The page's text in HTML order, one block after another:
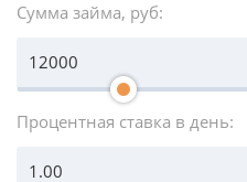
Сумма займа, руб:
Процентная ставка в день: